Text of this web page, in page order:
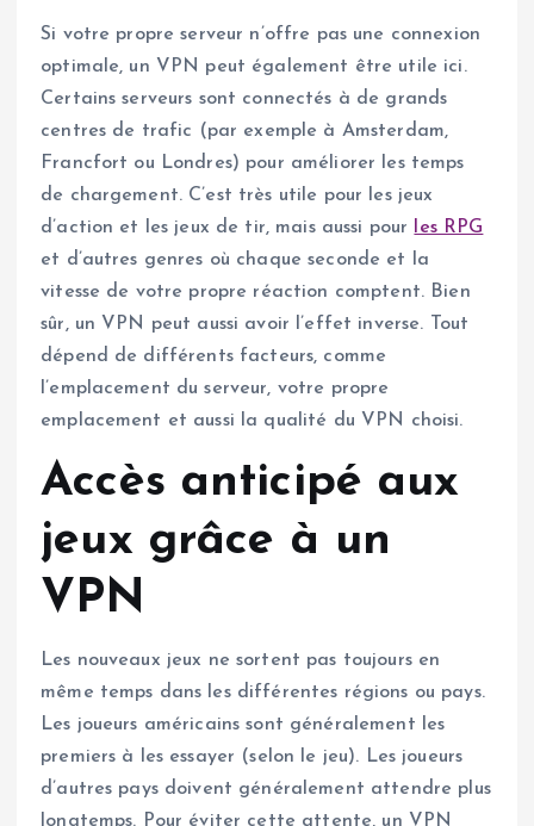
Si votre propre serveur n’offre pas une connexion
optimale, un VPN peut également être utile ici.
Certains serveurs sont connectés à de grands
centres de trafic (par exemple à Amsterdam,
Francfort ou Londres) pour améliorer les temps
de chargement. C’est très utile pour les jeux
d’action et les jeux de tir, mais aussi pour les RPG
et d’autres genres où chaque seconde et la
vitesse de votre propre réaction comptent. Bien
sûr, un VPN peut aussi avoir l’effet inverse. Tout
dépend de différents facteurs, comme
l’emplacement du serveur, votre propre
emplacement et aussi la qualité du VPN choisi.
Accès anticipé aux
jeux grâce à un
VPN
Les nouveaux jeux ne sortent pas toujours en
même temps dans les différentes régions ou pays.
Les joueurs américains sont généralement les
premiers à les essayer (selon le jeu). Les joueurs
d’autres pays doivent généralement attendre plus
longtemps. Pour éviter cette attente, un VPN